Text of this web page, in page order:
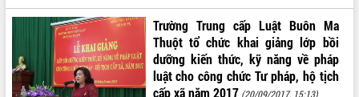
Trường Trung cấp Luật Buôn Ma
Thuột tổ chức khai giảng lớp bồi
dưỡng kiến thức, kỹ năng về pháp
luật cho công chức Tư pháp, hộ tịch
cấp xã năm 2017 (20/09/2017, 15:13)